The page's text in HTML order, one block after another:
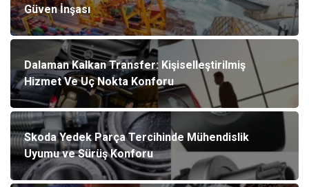
Güven İnşası
Dalaman Kalkan Transfer: Kişiselleştirilmiş
Hizmet Ve Uç Nokta Konforu
Skoda Yedek Parça Tercihinde Mühendislik
Uyumu ve Sürüş Konforu